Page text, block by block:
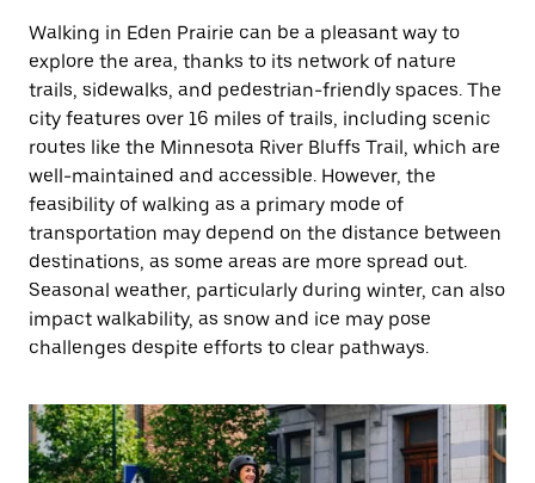
Walking in Eden Prairie can be a pleasant way to
explore the area, thanks to its network of nature
trails, sidewalks, and pedestrian-friendly spaces. The
city features over 16 miles of trails, including scenic
routes like the Minnesota River Bluffs Trail, which are
well-maintained and accessible. However, the
feasibility of walking as a primary mode of
transportation may depend on the distance between
destinations, as some areas are more spread out.
Seasonal weather, particularly during winter, can also
impact walkability, as snow and ice may pose
challenges despite efforts to clear pathways.